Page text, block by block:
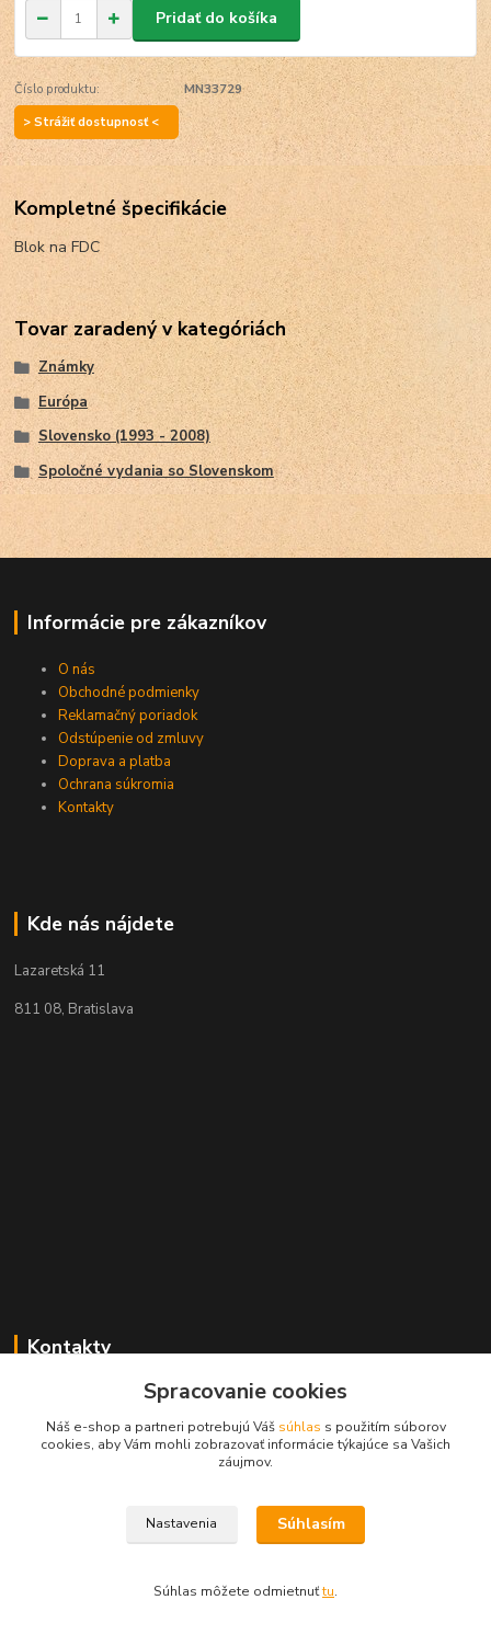
Pridať do košíka
Číslo produktu:
MN33729
> Strážiť dostupnosť <
Kompletné špecifikácie
Blok na FDC
Tovar zaradený v kategóriách
Známky
Európa
Slovensko (1993 - 2008)
Spoločné vydania so Slovenskom
Informácie pre zákazníkov
O nás
Obchodné podmienky
Reklamačný poriadok
Odstúpenie od zmluvy
Doprava a platba
Ochrana súkromia
Kontakty
Kde nás nájdete
Lazaretská 11
811 08, Bratislava
Kontakty
+421 2 529 67 411
(Po - Pia: 10:00 - 17:30)
Copyright © Filatelia-album.sk
Spracovanie cookies
Náš e-shop a partneri potrebujú Váš súhlas s použitím súborov
cookies, aby Vám mohli zobrazovať informácie týkajúce sa Vašich
záujmov.
Nastavenia Súhlasím
Súhlas môžete odmietnuťtu.